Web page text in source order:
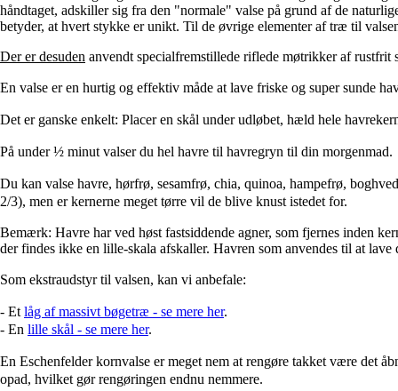
håndtaget, adskiller sig fra den "normale" valse på grund af de
betyder, at hvert stykke er unikt. Til de øvrige elementer af træ til
Der er desuden anvendt specialfremstillede riflede møtrikker af rustfrit
En valse er en hurtig og effektiv måde at lave friske og super sunde
Det er ganske enkelt: Placer en skål under udløbet, hæld hele
På under ½ minut valser du hel havre til havregryn til din morgenmad.
Du kan valse havre, hørfrø, sesamfrø, chia, quinoa, hampefrø, b
2/3), men er kernerne meget tørre vil de blive knust istedet for.
Bemærk: Havre har ved høst fastsiddende agner, som fjernes inden
der findes ikke en lille-skala afskaller. Havren som anvendes til at
Som ekstraudstyr til valsen, kan vi anbefale:
- Et låg af massivt bøgetræ - se mere her.
- En lille skål - se mere her.
En Eschenfelder kornvalse er meget nem at rengøre takket være det
opad, hvilket gør rengøringen endnu nemmere.